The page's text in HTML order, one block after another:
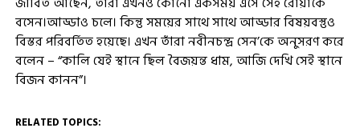
বসেন।আড্ডাও চলে। কিন্তু সময়ের সাথে সাথে আড্ডার বিষয়বস্তুও
বিস্তর পরিবর্তিত হয়েছে। এখন তাঁরা নবীনচন্দ্র সেন’কে অনুসরণ করে
বলেন – “কালি যেই স্থানে ছিল বৈজয়ন্ত ধাম, আজি দেখি সেই স্থানে
বিজন কানন”।
RELATED TOPICS: